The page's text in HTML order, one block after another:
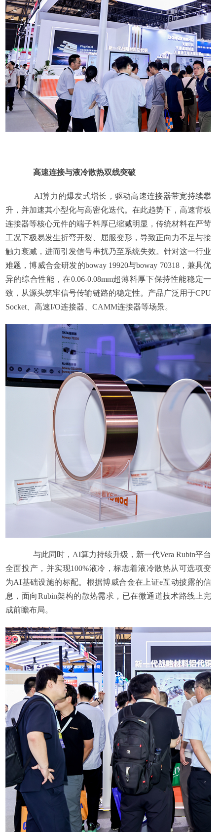
高速连接与液冷散热双线突破
AI算力的爆发式增长，驱动高速连接器带宽持续攀
升，并加速其小型化与高密化迭代。在此趋势下，高速背板
连接器等核心元件的端子料厚已缩减明显，传统材料在严苛
工况下极易发生折弯开裂、屈服变形，导致正向力不足与接
触力衰减，进而引发信号串扰乃至系统失效。针对这一行业
难题，博威合金研发的boway 19920与boway 70318，兼具优
异的综合性能，在0.06-0.08mm超薄料厚下保持性能稳定一
致，从源头筑牢信号传输链路的稳定性。产品广泛用于CPU
Socket、高速I/O连接器、CAMM连接器等场景。
与此同时，AI算力持续升级，新一代Vera Rubin平台
全面投产，并实现100%液冷，标志着液冷散热从可选项变
为AI基础设施的标配。根据博威合金在上证e互动披露的信
息，面向Rubin架构的散热需求，已在微通道技术路线上完
成前瞻布局。